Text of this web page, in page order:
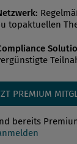
Ma...
topaktuellen
PREMIUM
bereits